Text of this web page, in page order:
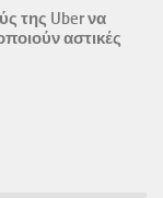
της Uber να
αστικές